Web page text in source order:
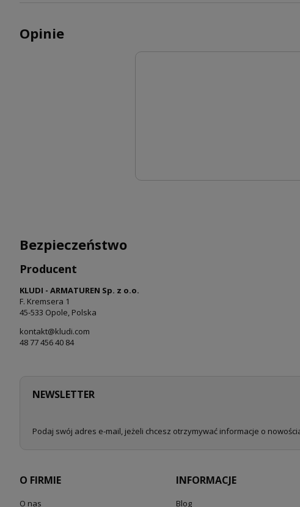
Opinie
Bezpieczeństwo
Producent
KLUDI - ARMATUREN Sp. z o.o.
F. Kremsera 1
45-533 Opole, Polska
kontakt@kludi.com
48 77 456 40 84
NEWSLETTER
Podaj swój adres e-mail, jeżeli chcesz otrzymywać informacje o
O FIRMIE
O nas
INFORMACJE
Blog